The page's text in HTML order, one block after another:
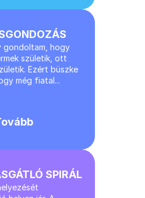
gondoltam, hogy
születik, ott
Ezért büszke
még fiatal...
SPIRÁL